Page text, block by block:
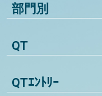
部門別
QT
QTｴﾝﾄﾘｰ